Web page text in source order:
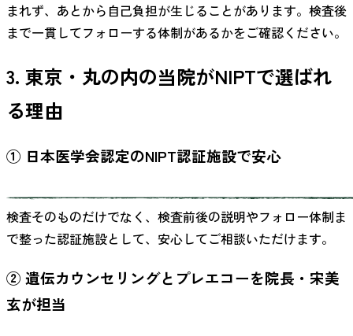
まれず、あとから自己負担が生じることがあります。検査後
まで一貫してフォローする体制があるかをご確認ください。
3. 東京・丸の内の当院がNIPTで選ばれ
る理由
① 日本医学会認定のNIPT認証施設で安心
検査そのものだけでなく、検査前後の説明やフォロー体制ま
で整った認証施設として、安心してご相談いただけます。
② 遺伝カウンセリングとプレエコーを院長・宋美
玄が担当